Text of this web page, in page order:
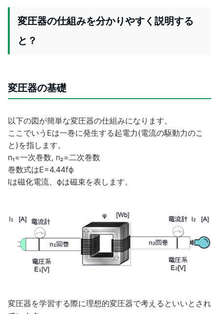
変圧器の仕組みを分かりやすく説明する
と？
変圧器の基礎
以下の図が簡単な変圧器の仕組みになります。
ここでいうEは一巻に発生する起電力(電流の駆動力のこ
と)を指します。
n₁=一次巻数, n₂=二次巻数
巻数式はE=4.44fф
Iは磁化電流、фは磁束を表します。
変圧器を学習する際に理想的変圧器で考えるといいとされ